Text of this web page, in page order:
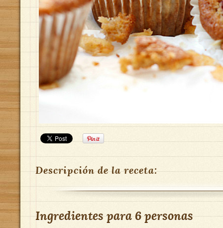
Descripción de la receta:
Ingredientes para6 personas